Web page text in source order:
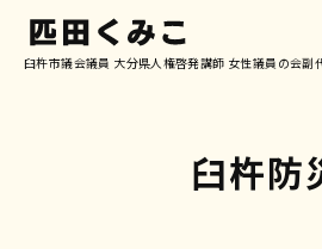
臼杵市議会議員 大分県人権啓発講師 女性議員の会副
臼杵防